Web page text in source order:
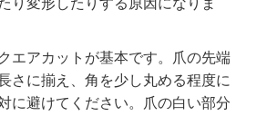
り変形したりする原因になりま
エアカットが基本です。爪の先端
さに揃え、角を少し丸める程度に
に避けてください。爪の白い部分